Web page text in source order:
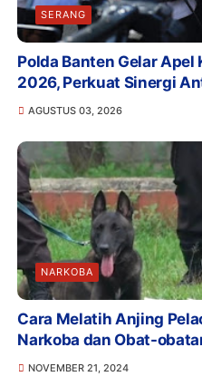
SERANG
Polda Banten Gelar
2026, Perkuat Sinergi
AGUSTUS 03, 2026
NARKOBA
Cara Melatih Anjing
Narkoba dan Obat-
NOVEMBER 21, 2024